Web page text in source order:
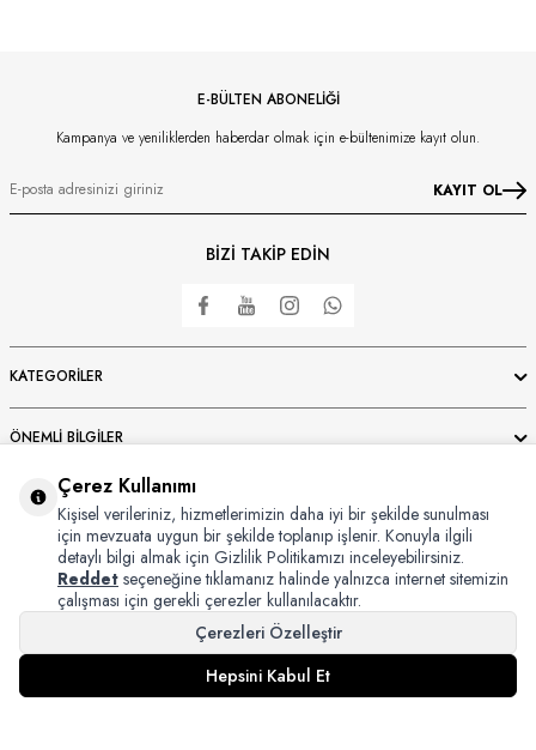
E-BÜLTEN ABONELİĞİ
Kampanya ve yeniliklerden haberdar olmak için e-bültenimize kayıt olun.
KAYIT OL
BİZİ TAKİP EDİN
KATEGORILER
ÖNEMLI BILGILER
HIZLI ERIŞIM
Copyright © 2024 Bursaipek Tüm Hakları Saklıdır İzinsiz Kullanılamaz
Çerez Kullanımı
Kişisel verileriniz, hizmetlerimizin daha iyi bir şekilde sunulması
için mevzuata uygun bir şekilde toplanıp işlenir. Konuyla ilgili
detaylı bilgi almak için Gizlilik Politikamızı inceleyebilirsiniz.
Reddet seçeneğine tıklamanız halinde yalnızca internet sitemizin
çalışması için gerekli çerezler kullanılacaktır.
Çerezleri Özelleştir
Hepsini Kabul Et